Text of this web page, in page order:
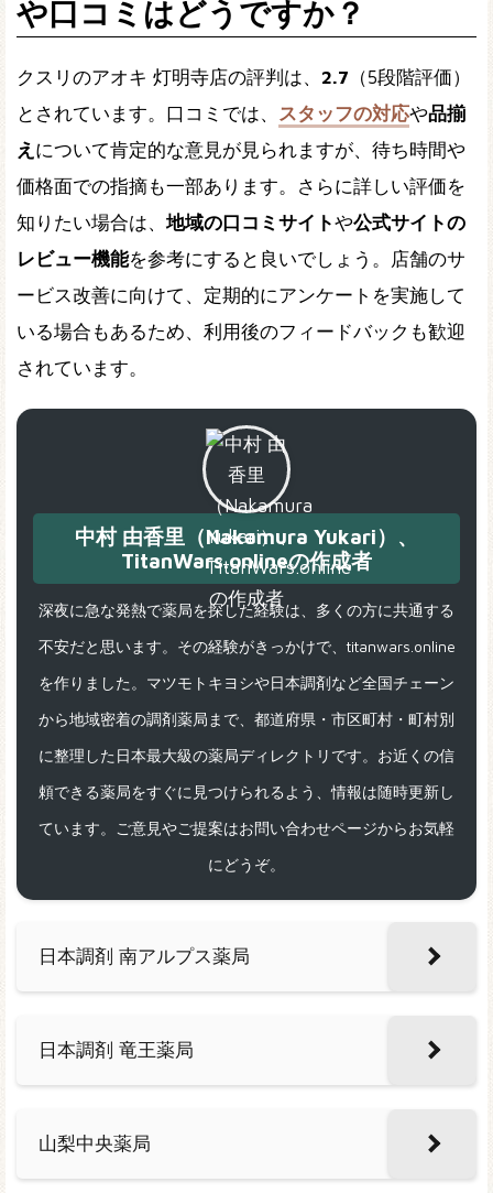
や口コミはどうですか？
クスリのアオキ 灯明寺店の評判は、 2.7 （5段階評価）
とされています。口コミでは、 スタッフの対応や品揃
え について肯定的な意見が見られますが、待ち時間や
価格面での指摘も一部あります。さらに詳しい評価を
知りたい場合は、 地域の口コミサイトや公式サイトの
レビュー機能を参考にすると良いでしょう。店舗のサ
ービス改善に向けて、定期的にアンケートを実施して
いる場合もあるため、利用後のフィードバックも歓迎
されています。
中村 由香里（Nakamura Yukari）、
TitanWars.onlineの作成者
深夜に急な発熱で薬局を探した経験は、多くの方に共通する
不安だと思います。その経験がきっかけで、titanwars.online
を作りました。マツモトキヨシや日本調剤など全国チェーン
から地域密着の調剤薬局まで、都道府県・市区町村・町村別
に整理した日本最大級の薬局ディレクトリです。お近くの信
頼できる薬局をすぐに見つけられるよう、情報は随時更新し
ています。ご意見やご提案はお問い合わせページからお気軽
にどうぞ。
日本調剤 南アルプス薬局
日本調剤 竜王薬局
山梨中央薬局